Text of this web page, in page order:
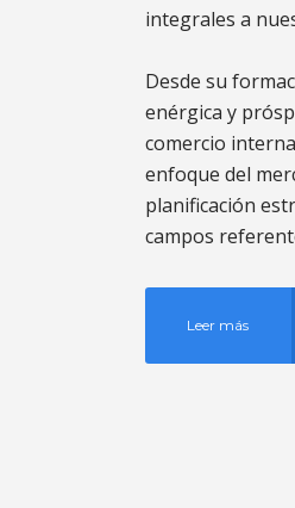
integrales a
Desde su
enérgica y
comercio
enfoque del
planificación
campos
Leer más